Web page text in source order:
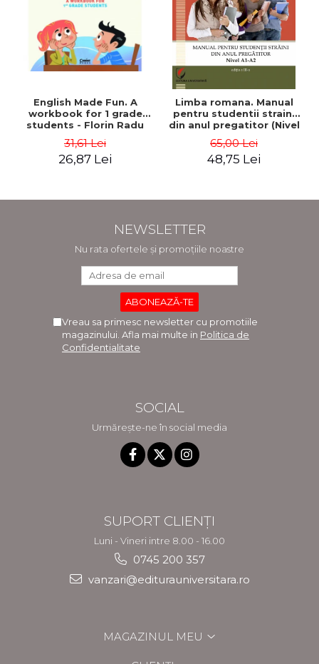
English Made Fun. A
workbook for 1 grade
students - Florin Radu
31,61 Lei
26,87 Lei
Limba romana. Manual
pentru studentii straini
din anul pregatitor (Nivel
65,00 Lei
48,75 Lei
NEWSLETTER
Nu rata ofertele și promoțiile noastre
Vreau sa primesc newsletter cu promotiile
magazinului. Afla mai multe in Politica de
Confidentialitate
SOCIAL
Urmărește-ne în social media
SUPORT CLIENȚI
Luni - Vineri intre 8.00 - 16.00
0745 200 357
vanzari@editurauniversitara.ro
MAGAZINUL MEU